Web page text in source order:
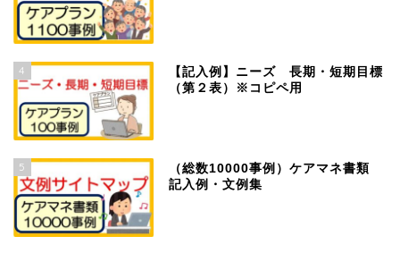
4
【記入例】ニーズ 長期・短期目標
（第２表）※コピペ用
5
（総数10000事例）ケアマネ書類
記入例・文例集